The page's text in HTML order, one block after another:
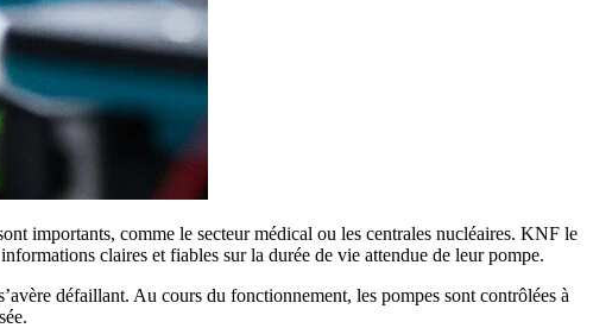
importants, comme le secteur médical ou les centrales nucléaires. KNF le
claires et fiables sur la durée de vie attendue de leur pompe.
défaillant. Au cours du fonctionnement, les pompes sont contrôlées à